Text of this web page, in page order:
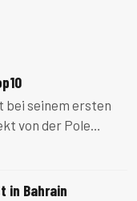
bei seinem ersten
von der Pole
in Bahrain